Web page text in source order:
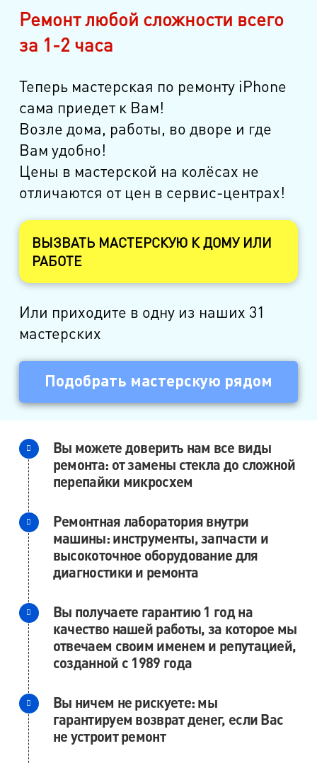
пр. Испытателей, д.11, к.1
м. Гражданский пр.
м. Звёздная
ул. Звёздная, д.5, к.1 (вход с улицы)
м. Парк Победы, м. Московская
ул. Фрунзе, д.3
м. Выборгская
ул. Минеральная, д.13Ц
м. Ладожская
пр. Косыгина, д.28, к.1
м. Парк Победы
пр. Московский, 212, Дом Советов, 1
этаж, кабинет 1130, вход у кафе Авантаж
ул. Киевская, д.32В
м. Купчино
ул. Ярослава Гашека, д.4, к.1
ст. ЖД Колпино, ул. Тверская, д.1/13
м. Удельная
пр. Энгельса, д.19
Промзона Мягловская, Всеволожский
муниципальный район, Ленинградская
область, ​Круговая улица, д. 47
Ремонт любой сложности всего
за 1-2 часа
Теперь мастерская по ремонту iPhone
сама приедет к Вам!
Возле дома, работы, во дворе и где
Вам удобно!
Цены в мастерской на колёсах не
отличаются от цен в сервис-центрах!
ВЫЗВАТЬ МАСТЕРСКУЮ К ДОМУ ИЛИ
РАБОТЕ
Или приходите в одну из наших 31
мастерских
Подобрать мастерскую рядом
Вы можете доверить нам все виды
ремонта: от замены стекла до сложной
перепайки микросхем
Ремонтная лаборатория внутри
машины: инструменты, запчасти и
высокоточное оборудование для
диагностики и ремонта
Вы получаете гарантию 1 год на
качество нашей работы, за которое мы
отвечаем своим именем и репутацией,
созданной с 1989 года
Вы ничем не рискуете: мы
гарантируем возврат денег, если Вас
не устроит ремонт